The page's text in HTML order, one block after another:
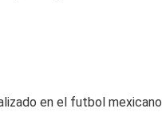
en el futbol